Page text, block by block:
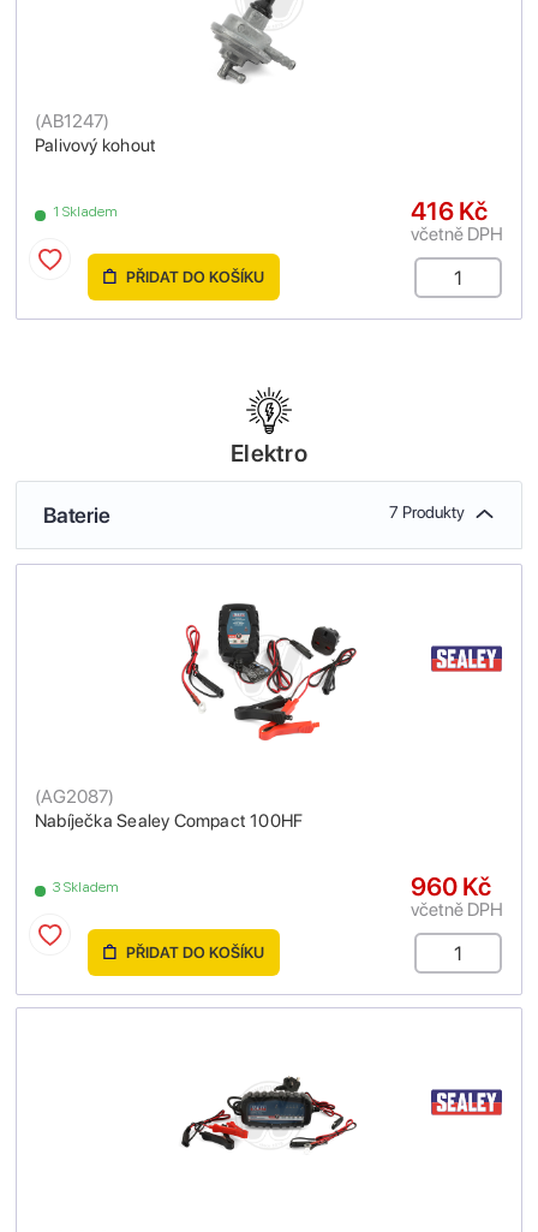
Palivový kohout
(AB1247)
1 Skladem 416 Kč
včetně DPH
PŘIDAT DO KOŠÍKU
Elektro
Baterie 7 Produkty
Nabíječka Sealey Compact 100HF
(AG2087)
3 Skladem 960 Kč
včetně DPH
PŘIDAT DO KOŠÍKU